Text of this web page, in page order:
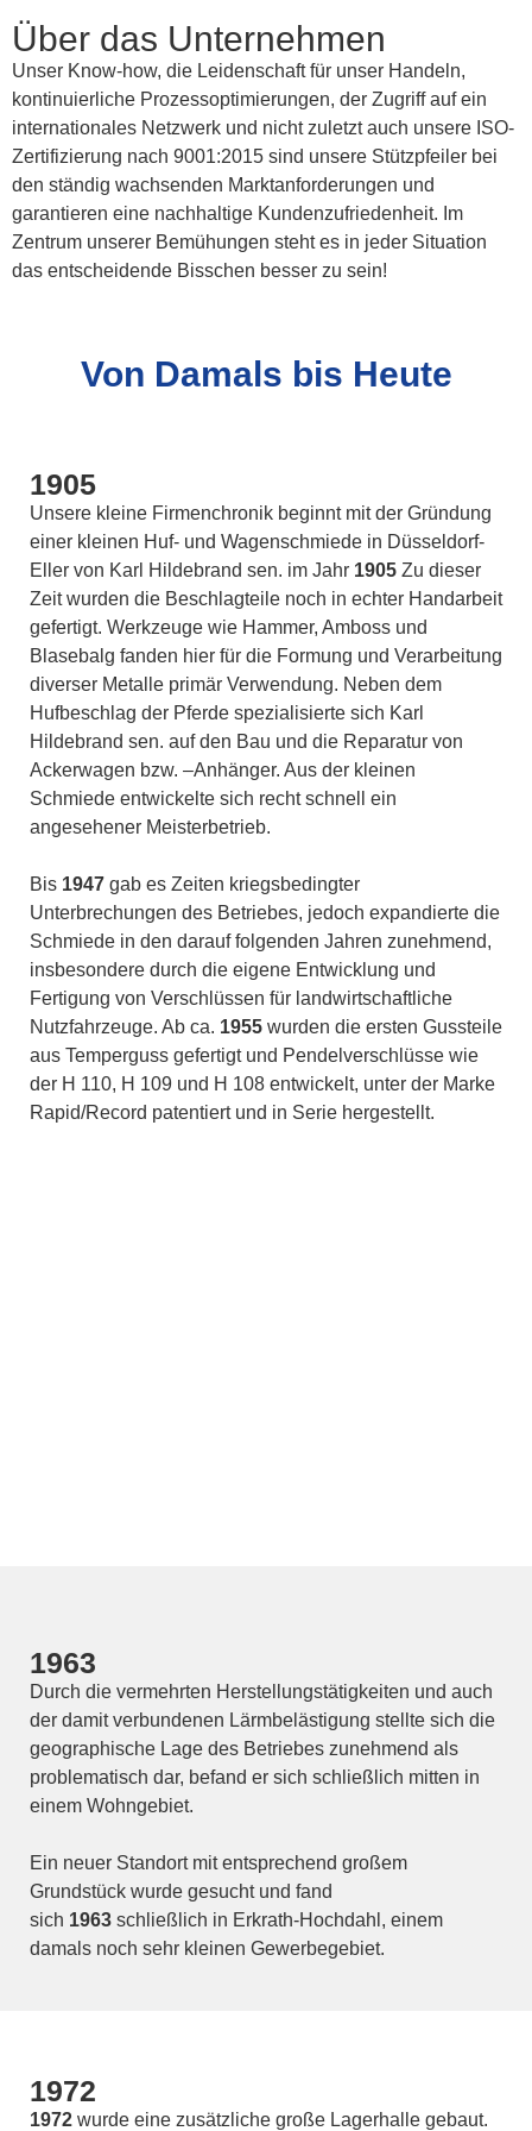
Über das Unternehmen
Unser Know-how, die Leidenschaft für unser Handeln,
kontinuierliche Prozessoptimierungen, der Zugriff auf ein
internationales Netzwerk und nicht zuletzt auch unsere ISO-
Zertifizierung nach 9001:2015 sind unsere Stützpfeiler bei
den ständig wachsenden Marktanforderungen und
garantieren eine nachhaltige Kundenzufriedenheit. Im
Zentrum unserer Bemühungen steht es in jeder Situation
das entscheidende Bisschen besser zu sein!
Von Damals bis Heute
1905
Unsere kleine Firmenchronik beginnt mit der Gründung
einer kleinen Huf- und Wagenschmiede in Düsseldorf-
Eller von Karl Hildebrand sen. im Jahr 1905 Zu dieser
Zeit wurden die Beschlagteile noch in echter Handarbeit
gefertigt. Werkzeuge wie Hammer, Amboss und
Blasebalg fanden hier für die Formung und Verarbeitung
diverser Metalle primär Verwendung. Neben dem
Hufbeschlag der Pferde spezialisierte sich Karl
Hildebrand sen. auf den Bau und die Reparatur von
Ackerwagen bzw. –Anhänger. Aus der kleinen
Schmiede entwickelte sich recht schnell ein
angesehener Meisterbetrieb.
Bis 1947 gab es Zeiten kriegsbedingter
Unterbrechungen des Betriebes, jedoch expandierte die
Schmiede in den darauf folgenden Jahren zunehmend,
insbesondere durch die eigene Entwicklung und
Fertigung von Verschlüssen für landwirtschaftliche
Nutzfahrzeuge. Ab ca. 1955 wurden die ersten Gussteile
aus Temperguss gefertigt und Pendelverschlüsse wie
der H 110, H 109 und H 108 entwickelt, unter der Marke
Rapid/Record patentiert und in Serie hergestellt.
1963
Durch die vermehrten Herstellungstätigkeiten und auch
der damit verbundenen Lärmbelästigung stellte sich die
geographische Lage des Betriebes zunehmend als
problematisch dar, befand er sich schließlich mitten in
einem Wohngebiet.
Ein neuer Standort mit entsprechend großem
Grundstück wurde gesucht und fand
sich 1963 schließlich in Erkrath-Hochdahl, einem
damals noch sehr kleinen Gewerbegebiet.
1972
1972 wurde eine zusätzliche große Lagerhalle gebaut.